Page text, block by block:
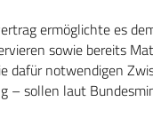
ermöglichte es
sowie bereits
dafür notwendigen
– sollen laut